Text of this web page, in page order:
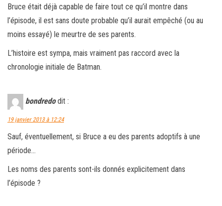
Bruce était déjà capable de faire tout ce qu’il montre dans
l’épisode, il est sans doute probable qu’il aurait empêché (ou au
moins essayé) le meurtre de ses parents.
L’histoire est sympa, mais vraiment pas raccord avec la
chronologie initiale de Batman.
bondredo dit :
19 janvier 2013 à 12:24
Sauf, éventuellement, si Bruce a eu des parents adoptifs à une
période…
Les noms des parents sont-ils donnés explicitement dans
l’épisode ?